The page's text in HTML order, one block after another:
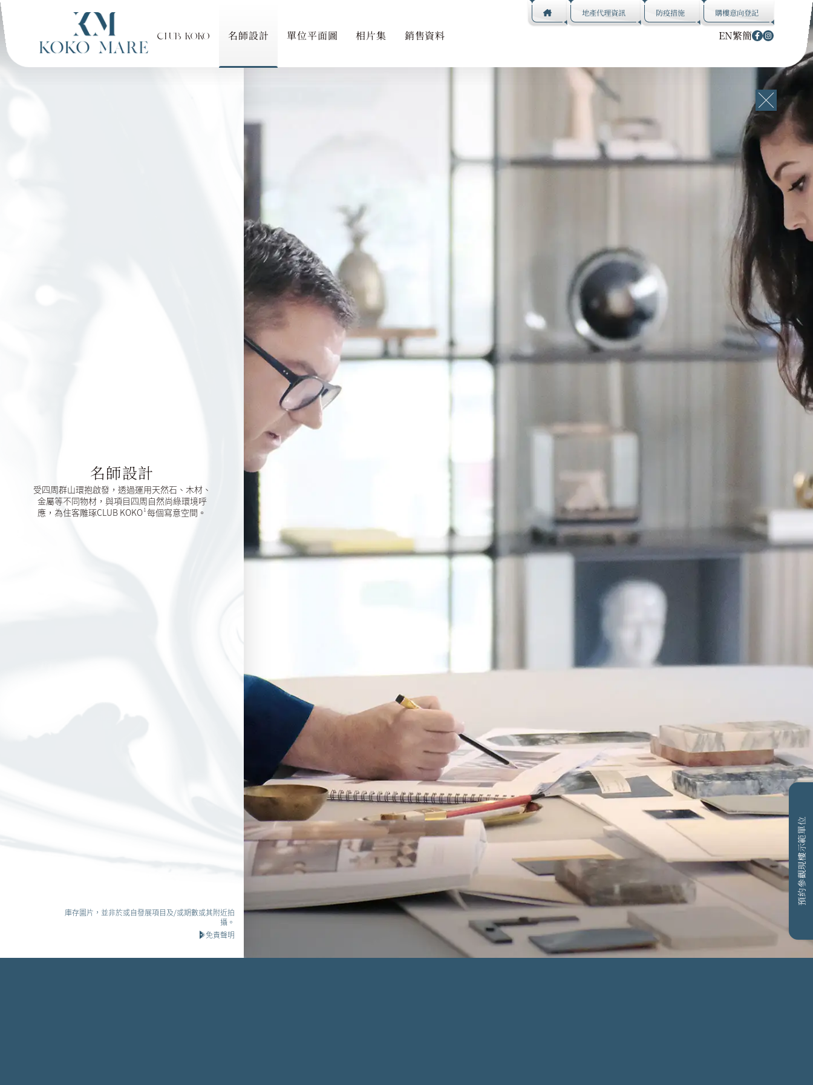
地產代理資訊 防疫措施 購樓意向登記
CLUB KOKO 名師設計 單位平面圖 相片集 銷售資料
鳥瞰照片
EN繁簡
名師設計
受四周群山環抱啟發，透過運用天然石、木材、
金屬等不同物材，與項目四周自然尚綠環境呼
應，為住客雕琢CLUB KOKO1每個寫意空間。
庫存圖片，並非於或自發展項目及/或期數或其附近拍
攝。
免責聲明
預約參觀現樓示範單位